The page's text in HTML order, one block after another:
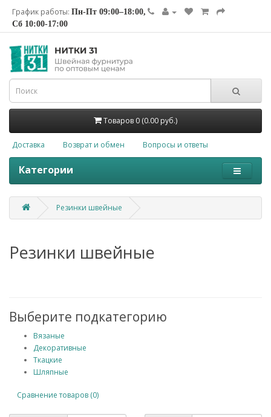
График работы: Пн-Пт 09:00–18:00,
Сб 10:00-17:00
Товаров 0 (0.00 руб.)
Доставка Возврат и обмен Вопросы и ответы
Категории
Резинки швейные
Резинки швейные
Выберите подкатегорию
Вязаные
Декоративные
Ткацкие
Шляпные
Сравнение товаров (0)